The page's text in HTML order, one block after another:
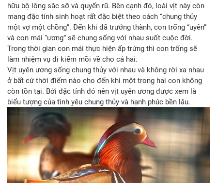
hữu bộ lông sặc sỡ và quyến rũ. Bên cạnh đó, loài vịt này còn
mang đặc tính sinh hoạt rất đặc biệt theo cách “chung thủy
một vợ một chồng”. Đến khi đã trưởng thành, con trống “uyên”
và con mái “ương” sẽ chung sống với nhau suốt cuộc đời.
Trong thời gian con mái thực hiện ấp trứng thì con trống sẽ
làm nhiệm vụ đi kiếm mồi về cho cả hai.
Vịt uyên ương sống chung thủy với nhau và không rời xa nhau
ở bất cứ thời điểm nào cho đến khi một trong hai con không
còn tồn tại. Bởi đặc tính đó nên vịt uyên ương được xem là
biểu tượng của tình yêu chung thủy và hạnh phúc bền lâu.